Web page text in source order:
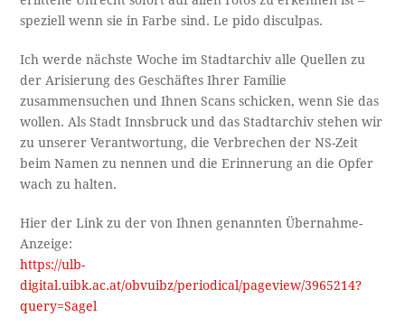
speziell wenn sie in Farbe sind. Le pido disculpas.
Ich werde nächste Woche im Stadtarchiv alle Quellen zu
der Arisierung des Geschäftes Ihrer Familie
zusammensuchen und Ihnen Scans schicken, wenn Sie das
wollen. Als Stadt Innsbruck und das Stadtarchiv stehen wir
zu unserer Verantwortung, die Verbrechen der NS-Zeit
beim Namen zu nennen und die Erinnerung an die Opfer
wach zu halten.
Hier der Link zu der von Ihnen genannten Übernahme-
Anzeige:
https://ulb-
digital.uibk.ac.at/obvuibz/periodical/pageview/3965214?
query=Sagel